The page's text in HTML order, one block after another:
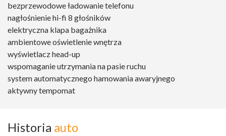
bezprzewodowe ładowanie telefonu
nagłośnienie hi-fi 8 głośników
elektryczna klapa bagażnika
ambientowe oświetlenie wnętrza
wyświetlacz head-up
wspomaganie utrzymania na pasie ruchu
system automatycznego hamowania awaryjnego
aktywny tempomat
Historia auto